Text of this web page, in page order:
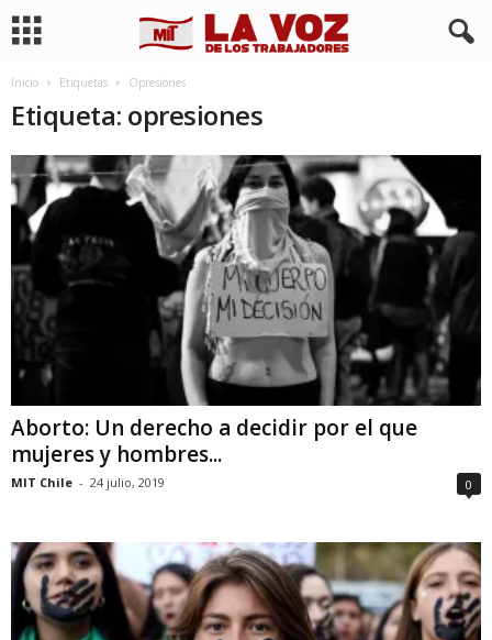
Inicio Etiquetas Opresiones
Etiqueta: opresiones
Aborto: Un derecho a decidir por el que
mujeres y hombres...
MIT Chile - 24 julio, 2019 0